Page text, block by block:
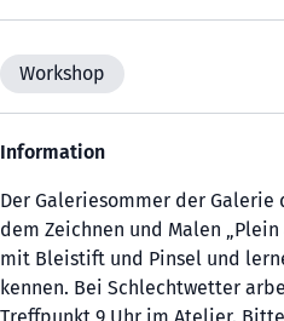
Workshop
Information
Der Galeriesommer der
dem Zeichnen und Malen
mit Bleistift und Pinsel und
kennen. Bei Schlechtwetter